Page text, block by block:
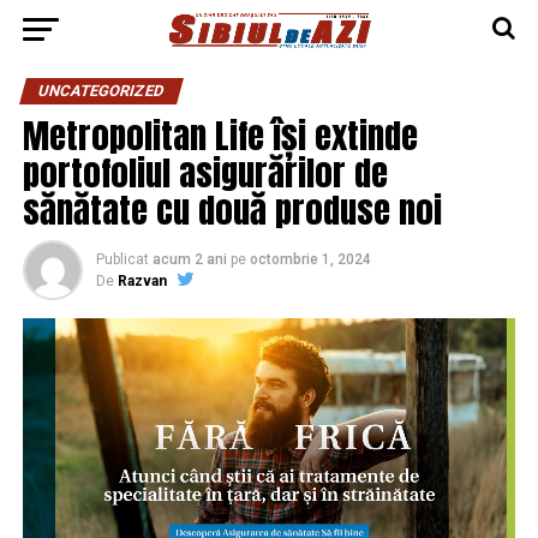
UNCATEGORIZED
Metropolitan Life își extinde
portofoliul asigurărilor de
sănătate cu două produse noi
Publicat acum 2 ani pe octombrie 1, 2024
De Razvan